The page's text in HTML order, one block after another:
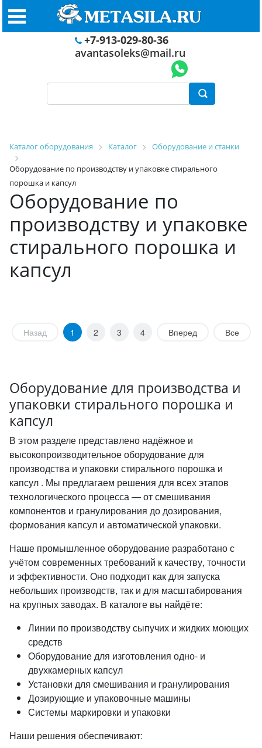
+7-913-029-80-36
avantasoleks@mail.ru
Каталог оборудования Каталог Оборудование и станки
Оборудование по производству и упаковке стирального
порошка и капсул
Оборудование по
производству и упаковке
стирального порошка и
капсул
Назад 1 2 3 4 Вперед Все
Оборудование для производства и
упаковки стирального порошка и
капсул
В этом разделе представлено надёжное и
высокопроизводительное оборудование для
производства и упаковки стирального порошка и
капсул . Мы предлагаем решения для всех этапов
технологического процесса — от смешивания
компонентов и гранулирования до дозирования,
формования капсул и автоматической упаковки.
Наше промышленное оборудование разработано с
учётом современных требований к качеству, точности
и эффективности. Оно подходит как для запуска
небольших производств, так и для масштабирования
на крупных заводах. В каталоге вы найдёте:
Линии по производству сыпучих и жидких моющих
средств
Оборудование для изготовления одно- и
двухкамерных капсул
Установки для смешивания и гранулирования
Дозирующие и упаковочные машины
Системы маркировки и упаковки
Наши решения обеспечивают: